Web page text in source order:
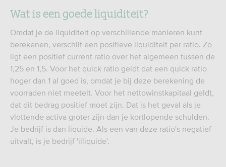
Wat is een goede liquiditeit?
Omdat je de liquiditeit op verschillende manieren kunt
berekenen, verschilt een positieve liquiditeit per ratio. Zo
ligt een positief current ratio over het algemeen tussen de
1,25 en 1,5. Voor het quick ratio geldt dat een quick ratio
hoger dan 1 al goed is, omdat je bij deze berekening de
voorraden niet meetelt. Voor het nettowinstkapitaal geldt,
dat dit bedrag positief moet zijn. Dat is het geval als je
vlottende activa groter zijn dan je kortlopende schulden.
Je bedrijf is dan liquide. Als een van deze ratio's negatief
uitvalt, is je bedrijf 'illiquide'.